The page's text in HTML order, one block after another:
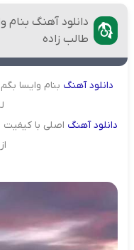
دانلود آهنگ بنام
طالب زاده
دانلودآهنگ بنام وایسا
دانلودآهنگ اصلی با کیفیت